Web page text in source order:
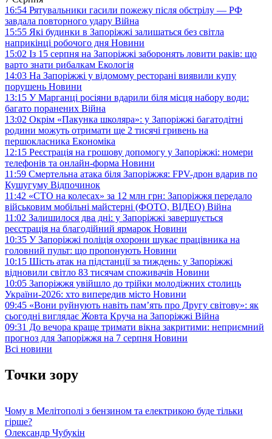
16:54 Рятувальники гасили пожежу після обстрілу — РФ
завдала повторного удару Війна
15:55 Які будинки в Запоріжжі залишаться без світла
наприкінці робочого дня Новини
15:02 Із 15 серпня на Запоріжжі заборонять ловити раків: що
варто знати рибалкам Екологія
14:03 На Запоріжжі у відомому ресторані виявили купу
порушень Новини
13:15 У Марганці росіяни вдарили біля місця набору води:
багато поранених Війна
13:02 Окрім «Пакунка школяра»: у Запоріжжі багатодітні
родини можуть отримати ще 2 тисячі гривень на
першокласника Економіка
12:15 Реєстрація на грошову допомогу у Запоріжжі: номери
телефонів та онлайн-форма Новини
11:59 Смертельна атака біля Запоріжжя: FPV-дрон вдарив по
Кушугуму Відпочинок
11:42 «СТО на колесах» за 12 млн грн: Запоріжжя передало
військовим мобільні майстерні (ФОТО, ВІДЕО) Війна
11:02 Залишилося два дні: у Запоріжжі завершується
реєстрація на благодійний ярмарок Новини
10:35 У Запоріжжі поліція охорони шукає працівника на
головний пульт: що пропонують Новини
10:15 Шість атак на підстанції за тиждень: у Запоріжжі
відновили світло 83 тисячам споживачів Новини
10:05 Запоріжжя увійшло до трійки молодіжних столиць
України-2026: хто випередив місто Новини
09:45 «Вони руйнують навіть пам’ять про Другу світову»: як
сьогодні виглядає Жовта Круча на Запоріжжі Війна
09:31 До вечора краще тримати вікна закритими: неприємний
прогноз для Запоріжжя на 7 серпня Новини
Всі новини
Точки зору
Чому в Мелітополі з бензином та електрикою буде тільки
гірше?
Олександр Чубукін